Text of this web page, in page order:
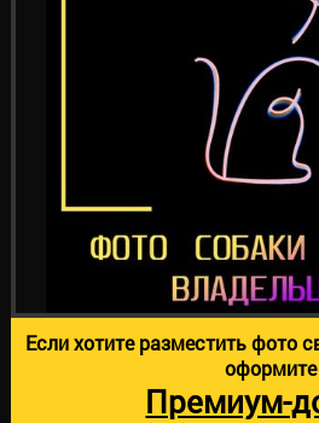
Если хотите разместить фото
оформите
Премиум-